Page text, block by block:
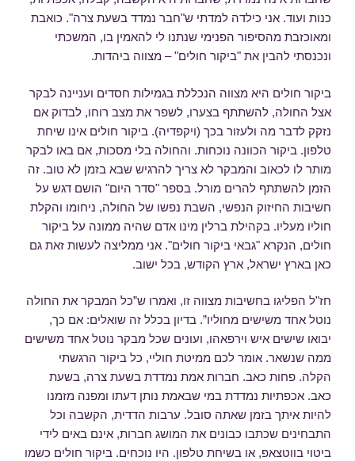
כנות ועוד. אני כילדה למדתי ש"חבר נמדד בשעת צרה". כואבת
ומאוכזבת מהסיפור הפנימי שנתנו לי להאמין בו, המשכתי
ונכנסתי להבין את "ביקור חולים" – מצווה ביהדות.
ביקור חולים היא מצווה הנכללת בגמילות חסדים ועניינה לבקר
אצל החולה, להשתתף בצערו, לשפר את מצב רוחו, לבדוק אם
נזקק לדבר מה ולעזור בכך (ויקפדיה). ביקור חולים אינו שיחת
טלפון. ביקור הכוונה נוכחות. והחולה בלי מסכות, אם באו לבקר
מותר לו לכאוב והמבקר לא צריך להרגיש שבא בזמן לא טוב. זה
הזמן להשתתף להרים מורל. בספר "סדר היום" הושם דגש על
חשיבות החיזוק הנפשי, השבת נפשו של החולה, ניחומו והקלת
חוליו מעליו. בקהילת ברלין מינו אדם שהיה ממונה על ביקור
חולים, הנקרא "גבאי ביקור חולים". אני ממליצה לעשות זאת גם
כאן בארץ ישראל, ארץ הקודש, בכל ישוב.
חז"ל הפליגו בחשיבות מצווה זו, ואמרו ש”כל המבקר את החולה
נוטל אחד משישים מחוליו”. בדיון בכלל זה שואלים: אם כך,
יבואו שישים איש וירפאהו, ועונים שכל מבקר נוטל אחד משישים
ממה שנשאר. אומר לכם ממיטת חוליי, כל ביקור הרגשתי
הקלה. פחות כאב. חברות אמת נמדדת בשעת צרה, בשעת
כאב. אכפתיות נמדדת במי שבאמת נותן דעתו ומפנה מזמנו
להיות איתך בזמן שאתה סובל. ערבות הדדית, הקשבה וכל
התבחינים שכתבו כבונים את המושג חברות, אינם באים לידי
ביטוי בווטצאפ, או בשיחת טלפון. היו נוכחים. ביקור חולים כשמו